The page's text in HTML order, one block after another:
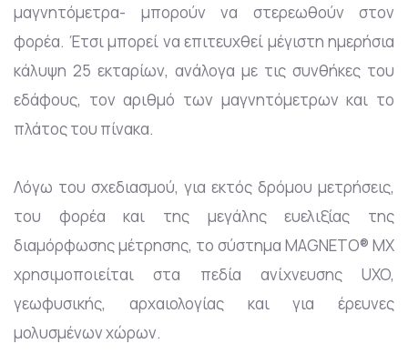
μαγνητόμετρα- μπορούν να στερεωθούν στον
φορέα. Έτσι μπορεί να επιτευχθεί μέγιστη ημερήσια
κάλυψη 25 εκταρίων, ανάλογα με τις συνθήκες του
εδάφους, τον αριθμό των μαγνητόμετρων και το
πλάτος του πίνακα.
Λόγω του σχεδιασμού, για εκτός δρόμου μετρήσεις,
του φορέα και της μεγάλης ευελιξίας της
διαμόρφωσης μέτρησης, το σύστημα MAGNETO® MX
χρησιμοποιείται στα πεδία ανίχνευσης UXO,
γεωφυσικής, αρχαιολογίας και για έρευνες
μολυσμένων χώρων.